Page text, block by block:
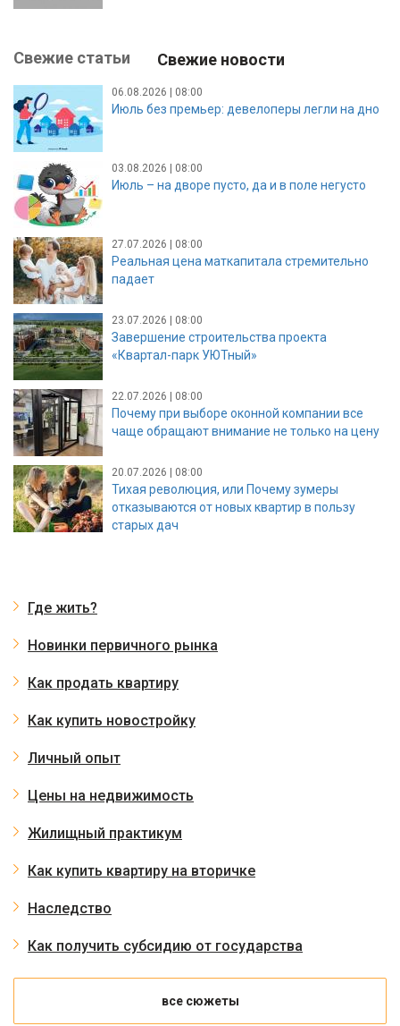
Свежие статьи Свежие новости
06.08.2026 | 08:00
Июль без премьер: девелоперы легли на дно
03.08.2026 | 08:00
Июль – на дворе пусто, да и в поле негусто
27.07.2026 | 08:00
Реальная цена маткапитала стремительно
падает
23.07.2026 | 08:00
Завершение строительства проекта
«Квартал-парк УЮТный»
22.07.2026 | 08:00
Почему при выборе оконной компании все
чаще обращают внимание не только на цену
20.07.2026 | 08:00
Тихая революция, или Почему зумеры
отказываются от новых квартир в пользу
старых дач
Где жить?
Новинки первичного рынка
Как продать квартиру
Как купить новостройку
Личный опыт
Цены на недвижимость
Жилищный практикум
Как купить квартиру на вторичке
Наследство
Как получить субсидию от государства
все сюжеты